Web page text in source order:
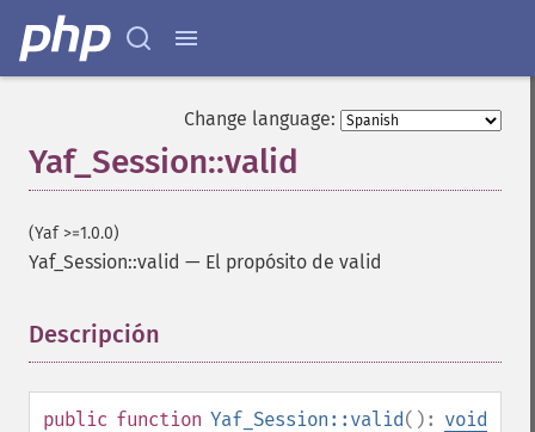
Change language:
Yaf_Session::valid
(Yaf >=1.0.0)
Yaf_Session::valid — El propósito de valid
Descripción
public function Yaf_Session::valid(): void